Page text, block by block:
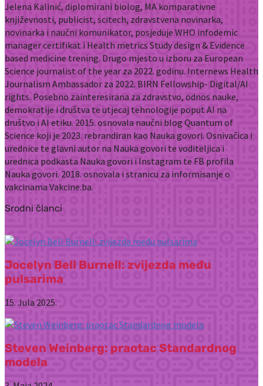
Jelena Kalinić, diplomirani biolog, MA komparativne
književnosti, publicist, scitech, zdravstvena novinarka,
novinarka i naučni komunikator, posjeduje WHO infodemic
manager certifikat i Health metrics Study design & Evidence
based medicine trening. Drugo mjesto u izboru za European
Science journalist of the year za 2022. godinu. Internews Health
Journalism Ambassador za 2022. BIRN Fellowship- Digital/AI
rights. Posebno zainteresirana za zdravstvo, odnos nauke,
demokratije i društva te utjecaj tehnologije poput AI na
društvo i AI etiku. 2015. osnovala naučni blog Quantum of
Science koji je 2023. rebrandiran kao Nauka govori. Osnivačica i
urednice te glavni autor na Nauka govori te voditeljica i
urednica podkasta Nauka govori i Instagram te FB profila
Nauka govori. 2018. osnovala i stranicu za informisanje o
vakcinama Vakcine.ba.
Srodni članci
Jocelyn Bell Burnell: zvijezda među
pulsarima
15. Jula 2025.
Steven Weinberg: praotac Standardnog
modela